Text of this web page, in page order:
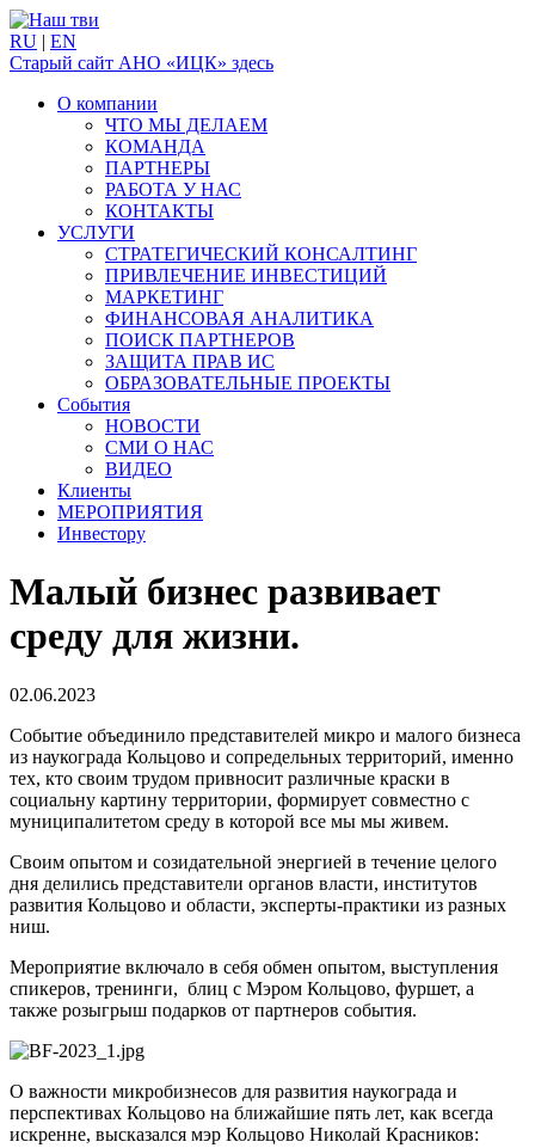
RU | EN
Старый сайт АНО «ИЦК» здесь
О компании
ЧТО МЫ ДЕЛАЕМ
КОМАНДА
ПАРТНЕРЫ
РАБОТА У НАС
КОНТАКТЫ
УСЛУГИ
СТРАТЕГИЧЕСКИЙ КОНСАЛТИНГ
ПРИВЛЕЧЕНИЕ ИНВЕСТИЦИЙ
МАРКЕТИНГ
ФИНАНСОВАЯ АНАЛИТИКА
ПОИСК ПАРТНЕРОВ
ЗАЩИТА ПРАВ ИС
ОБРАЗОВАТЕЛЬНЫЕ ПРОЕКТЫ
События
НОВОСТИ
СМИ О НАС
ВИДЕО
Клиенты
МЕРОПРИЯТИЯ
Инвестору
Малый бизнес развивает
среду для жизни.
02.06.2023
Событие объединило представителей микро и малого бизнеса
из наукограда Кольцово и сопредельных территорий, именно
тех, кто своим трудом привносит различные краски в
социальну картину территории, формирует совместно с
муниципалитетом среду в которой все мы мы живем.
Своим опытом и созидательной энергией в течение целого
дня делились представители органов власти, институтов
развития Кольцово и области, эксперты-практики из разных
ниш.
Мероприятие включало в себя обмен опытом, выступления
спикеров, тренинги, блиц с Мэром Кольцово, фуршет, а
также розыгрыш подарков от партнеров события.
О важности микробизнесов для развития наукограда и
перспективах Кольцово на ближайшие пять лет, как всегда
искренне, высказался мэр Кольцово Николай Красников: